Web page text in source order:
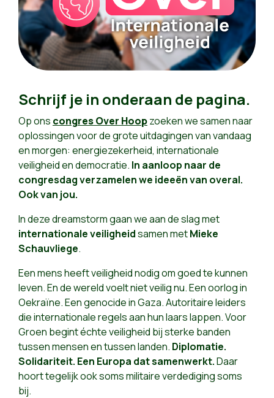
Schrijf je in onderaan de pagina.
Op ons congres Over Hoopzoeken we samen naar
oplossingen voor de grote uitdagingen van vandaag
en morgen: energiezekerheid, internationale
veiligheid en democratie. In aanloop naar de
congresdag verzamelen we ideeën van overal.
Ook van jou.
In deze dreamstorm gaan we aan de slag met
internationale veiligheidsamen metMieke
Schauvliege.
Een mens heeft veiligheid nodig om goed te kunnen
leven. En de wereld voelt niet veilig nu. Een oorlog in
Oekraïne. Een genocide in Gaza. Autoritaire leiders
die internationale regels aan hun laars lappen. Voor
Groen begint échte veiligheid bij sterke banden
tussen mensen en tussen landen. Diplomatie.
Solidariteit. Een Europa dat samenwerkt.Daar
hoort tegelijk ook soms militaire verdediging soms
bij.